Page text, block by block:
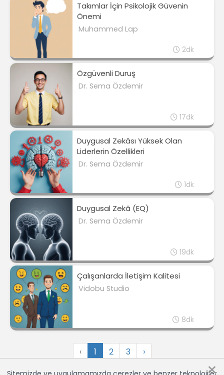
Takımlar İçin Psikolojik Güvenin
Önemi
Muhammed Lap
2dk
Özgüvenli Duruş
Dr. Sema Özdemir
17dk
Duygusal Zekâsı Yüksek Olan
Liderlerin Özellikleri
Dr. Sema Özdemir
1dk
Duygusal Zekâ (EQ)
Dr. Sema Özdemir
19dk
Çalışanlarda İletişim Kalitesi
Vidobu Studio
8dk
‹ 1 2 3 ›
×